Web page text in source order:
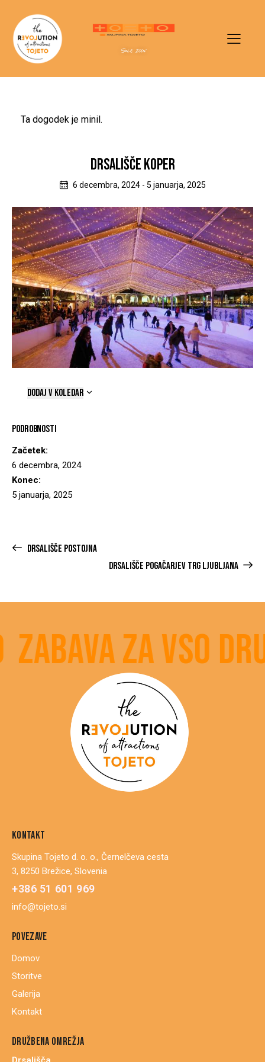
Since 2005
Ta dogodek je minil.
DRSALIŠČE KOPER
6 decembra, 2024- 5 januarja, 2025
DODAJ V KOLEDAR
Podrobnosti
Začetek:
6 decembra, 2024
Konec:
5 januarja, 2025
DRSALIŠČE POSTOJNA
DRSALIŠČE POGAČARJEV TRG LJUBLJANA
Zabava za vso
KONTAKT
Skupina Tojeto d. o. o., Černelčeva cesta
3, 8250 Brežice, Slovenia
+386 51 601 969
info@tojeto.si
POVEZAVE
Domov
Storitve
Galerija
Kontakt
DRUŽBENA OMREŽJA